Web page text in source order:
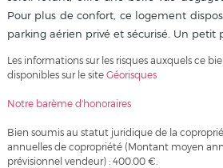
Pour plus de confort, ce logement
parking aérien privé et sécurisé. Un petit
Les informations sur les risques auxquels ce
disponibles sur le site Géorisques
Notre barème d'honoraires
Bien soumis au statut juridique de la
annuelles de copropriété (Montant moyen
prévisionnel vendeur) : 400.00 €.